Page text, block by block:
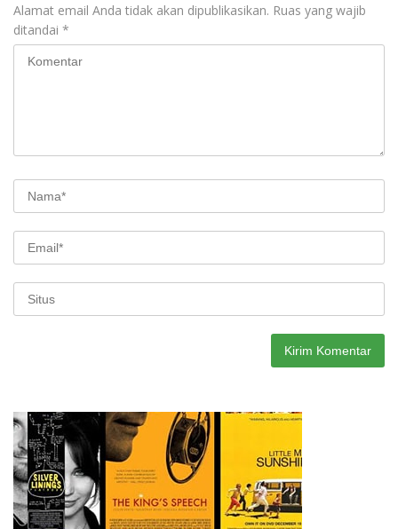
Alamat email Anda tidak akan dipublikasikan. Ruas yang wajib
ditandai *